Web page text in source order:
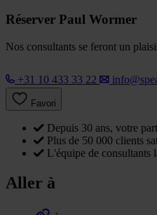
Réserver Paul Wormer
Nos consultants se feront un
+31 10 433 33 22
Favori
Depuis 30 ans, votre
Plus de 50 000 clients
L'équipe de consultants
Aller à